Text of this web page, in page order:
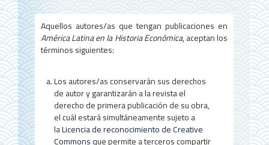
l
d
e
l
a
r
t
Aquellos autores/as que tengan publicaciones en
América Latina en la Historia Económica, aceptan los
términos siguientes:
Los autores/as conservarán sus derechos
de autor y garantizarán a la revista el
derecho de primera publicación de su obra,
el cuál estará simultáneamente sujeto a
laLicencia de reconocimiento de Creative
Commonsque permite a terceros compartir